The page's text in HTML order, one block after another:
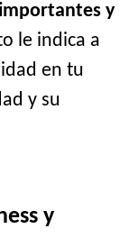
y
le indica a
en tu
y su
y